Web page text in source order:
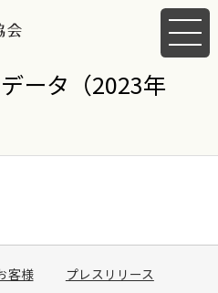
メ
ニ
ー
く
ータ（2023年
客様
プレスリリース